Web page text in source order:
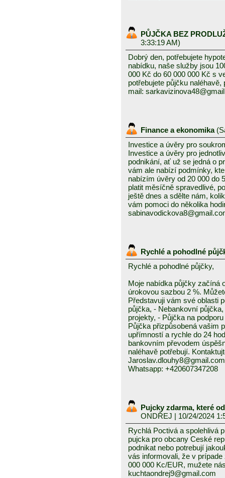
PŮJČKA BEZ
3:33:19 AM)
Dobrý den, potřebujete
nabídku, naše služby jsou
000 Kč do 60 000 000 Kč s
potřebujete půjčku
mail:
Finance a ekonomika (
Investice a úvěry pro
Investice a úvěry pro
podnikání, ať už se jedná o
vám ale nabízí podmínky,
nabízím úvěry od 20 000 do
platit měsíčně spravedlivé,
ještě dnes a sdělte nám,
vám pomoci do několika
Rychlé a pohodlné
Rychlé a pohodlné půjčky,
Moje nabídka půjčky začíná
úrokovou sazbou 2 %.
Představuji vám své oblasti
půjčka, - Nebankovní
projekty, - Půjčka na
Půjčka přizpůsobená vašim
upřímností a rychle do 24
bankovním převodem
naléhavě potřebují.
Jaroslav.dlouhy8@gmail.com
Whatsapp: +420607347208
Pujcky zdarma, které
ONDŘEJ | 10/24/2024
Rychlá Poctivá a spolehlivá
pujcka pro obcany Ceské
podnikat nebo potrebují
vás informovali, že v
000 000 Kc/EUR, mužete
kuchtaondrej9@gmail.com